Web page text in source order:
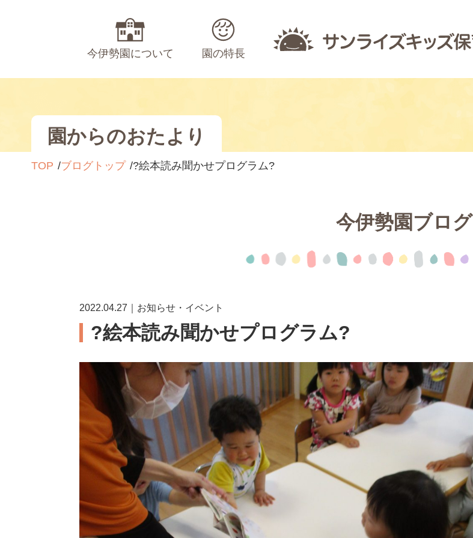
今伊勢園について 園の特長
園からのおたより
TOP ブログトップ ?絵本読み聞かせプログラム?
今伊勢園ブログ
2022.04.27｜お知らせ・イベント
?絵本読み聞かせプログラム?